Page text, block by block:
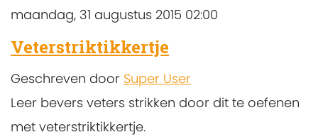
maandag, 31 augustus 2015 02:00
Veterstriktikkertje
Geschreven door Super User
Leer bevers veters strikken door dit te oefenen
met veterstriktikkertje.